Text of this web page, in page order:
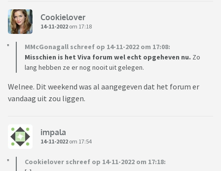
Cookielover
14-11-2022 om 17:18
MMcGonagall schreef op 14-11-2022 om 17:08:
Misschien is het Viva forum wel echt opgeheven nu. Zo
lang hebben ze er nog nooit uit gelegen.
Welnee. Dit weekend was al aangegeven dat het forum er
vandaag uit zou liggen.
impala
14-11-2022 om 17:54
Cookielover schreef op 14-11-2022 om 17:18: